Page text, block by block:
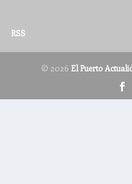
RSS
© 2026 El Puerto